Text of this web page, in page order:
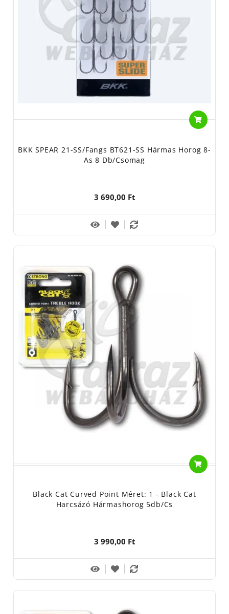
BKK SPEAR 21-SS/Fangs BT621-SS Hármas Horog 8-
As 8 Db/csomag
3 690,00 Ft
Black Cat Curved Point Méret: 1 - Black Cat
Harcsázó Hármashorog 5db/cs
3 990,00 Ft